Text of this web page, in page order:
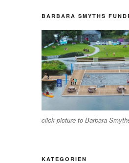
BARBARA SMYTHS
click picture to Barbara
KATEGORIEN